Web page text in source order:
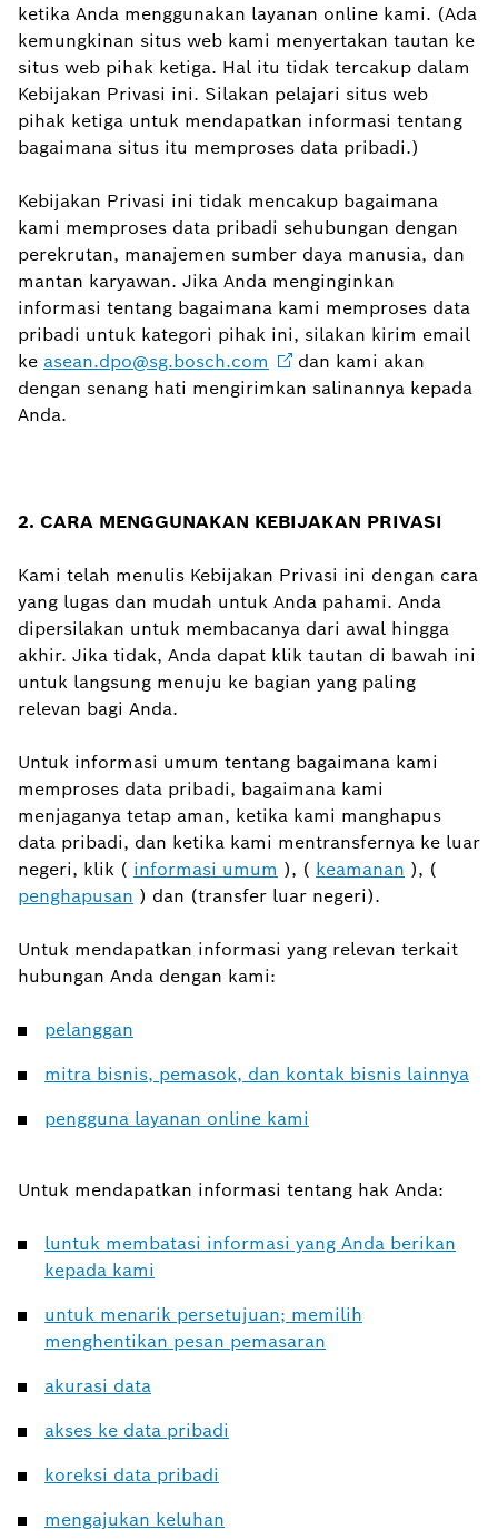
ketika Anda menggunakan layanan online kami. (Ada
kemungkinan situs web kami menyertakan tautan ke
situs web pihak ketiga. Hal itu tidak tercakup dalam
Kebijakan Privasi ini. Silakan pelajari situs web
pihak ketiga untuk mendapatkan informasi tentang
bagaimana situs itu memproses data pribadi.)
Kebijakan Privasi ini tidak mencakup bagaimana
kami memproses data pribadi sehubungan dengan
perekrutan, manajemen sumber daya manusia, dan
mantan karyawan. Jika Anda menginginkan
informasi tentang bagaimana kami memproses data
pribadi untuk kategori pihak ini, silakan kirim email
ke asean.dpo@sg.bosch.com
dan kami akan
dengan senang hati mengirimkan salinannya kepada
Anda.
2. CARA MENGGUNAKAN KEBIJAKAN PRIVASI
Kami telah menulis Kebijakan Privasi ini dengan cara
yang lugas dan mudah untuk Anda pahami. Anda
dipersilakan untuk membacanya dari awal hingga
akhir. Jika tidak, Anda dapat klik tautan di bawah ini
untuk langsung menuju ke bagian yang paling
relevan bagi Anda.
Untuk informasi umum tentang bagaimana kami
memproses data pribadi, bagaimana kami
menjaganya tetap aman, ketika kami manghapus
data pribadi, dan ketika kami mentransfernya ke luar
negeri, klik ( informasi umum ), ( keamanan ), (
penghapusan ) dan (transfer luar negeri).
Untuk mendapatkan informasi yang relevan terkait
hubungan Anda dengan kami:
pelanggan
mitra bisnis, pemasok, dan kontak bisnis lainnya
pengguna layanan online kami
Untuk mendapatkan informasi tentang hak Anda:
luntuk membatasi informasi yang Anda berikan
kepada kami
untuk menarik persetujuan; memilih
menghentikan pesan pemasaran
akurasi data
akses ke data pribadi
koreksi data pribadi
mengajukan keluhan